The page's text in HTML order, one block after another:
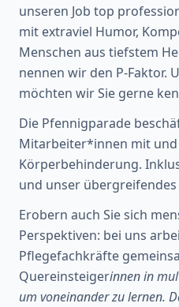
unseren Job top
mit extraviel Humor,
Menschen aus tiefstem
nennen wir den P-Faktor.
möchten wir Sie gerne
Die Pfennigparade
Mitarbeiter*innen mit
Körperbehinderung.
und unser
Erobern auch Sie sich
Perspektiven: bei uns
Pflegefachkräfte
Quereinsteigerinnen in
um voneinander zu lernen.